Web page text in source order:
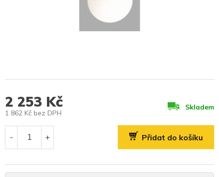
2 253 Kč
1 862 Kč bez DPH
Skladem
Přidat do košíku